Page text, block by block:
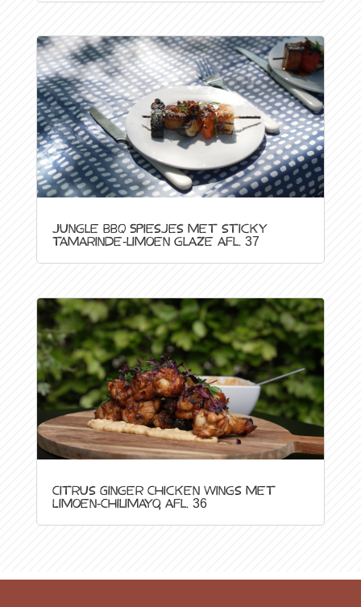
Jungle BBQ Spiesjes met sticky
tamarinde-limoen glaze afl. 37
Citrus Ginger Chicken Wings met
Limoen-Chilimayo, afl. 36